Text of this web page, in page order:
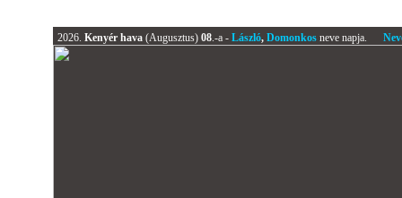
2026. Kenyér hava (Augusztus) 08.-a - László, Domonkosneve napja.